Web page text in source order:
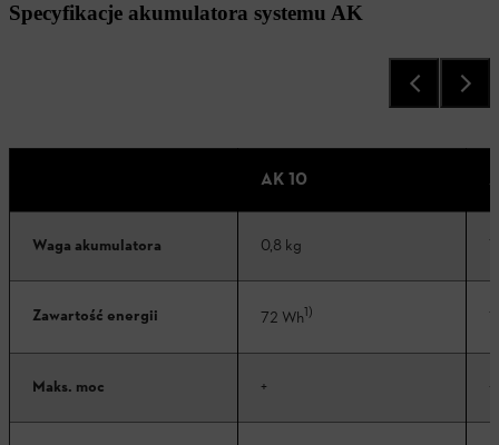
Specyfikacje akumulatora systemu AK
AK 10
Waga akumulatora 0,8 kg
Zawartość energii 72 Wh1)
Maks. moc +